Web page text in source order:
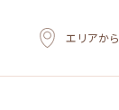
エリアか